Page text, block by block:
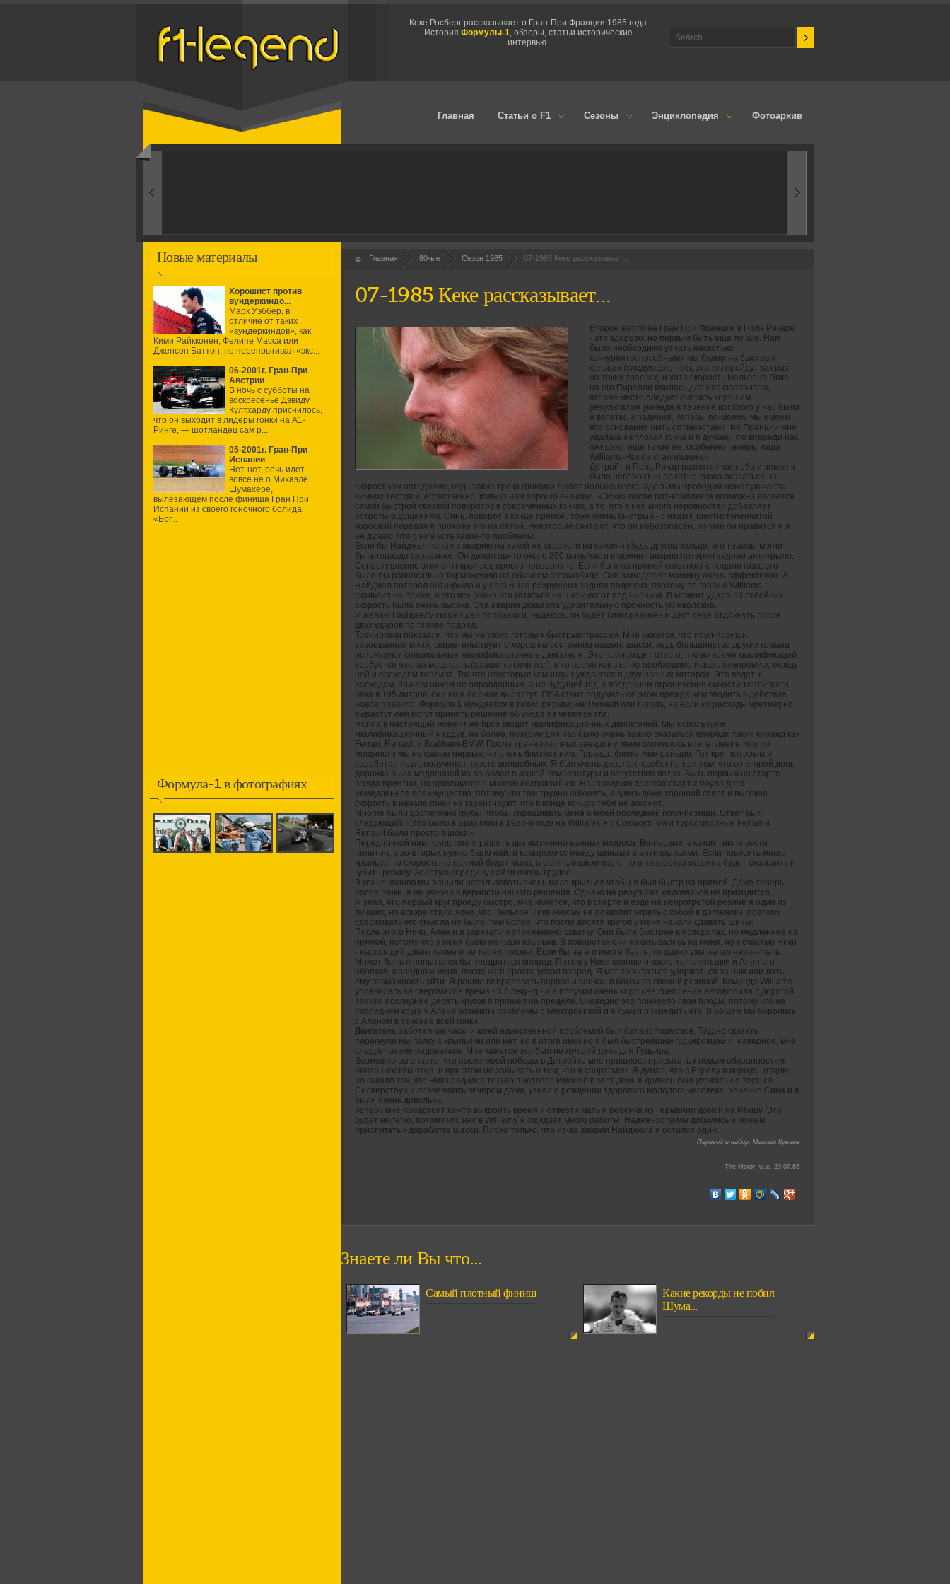
Кеке Росберг рассказывает о Гран-При Франции 1985 года
История Формулы-1, обзоры, статьи исторические
интервью.
Главная Статьи о F1 Сезоны Энциклопедия Фотоархив
1960-ые
Новые материалы
Хорошист против
вундеркиндо...
Марк Уэббер, в
отличие от таких
«вундеркиндов», как
Кими Райкконен, Фелипе Масса или
Дженсон Баттон, не перепрыгивал «экс...
06-2001г. Гран-При
Австрии
В ночь с субботы на
воскресенье Дэвиду
Култхарду приснилось,
что он выходит в лидеры гонки на А1-
Ринге, — шотландец сам р...
05-2001г. Гран-При
Испании
Нет-нет, речь идет
вовсе не о Михаэле
Шумахере,
вылезающем после финиша Гран При
Испании из своего гоночного болида.
«Бог...
Формула-1 в фотографиях
Главная 80-ые Сезон 1985 07-1985 Кеке рассказывает...
07-1985 Кеке рассказывает...
Второе место на Гран При Франции в Поль Рикаре
- это здорово, но первым быть еще лучше. Нам
было необходимо узнать насколько
конкурентоспособными мы будем на быстрых
кольцах (следующие пять этапов пройдут как раз
на таких трассах) и хотя скорость Нельсона Пике
на его Пирелли явилась для нас сюрпризом,
второе место следует считать хорошим
результатом уикэнда в течение которого у нас были
и взлеты, и падения. Теперь, по-моему, мы имеем
все основания быть оптимистами. Во Франции мне
удалась неплохая гонка и я думаю, что впереди нас
ожидают еще такие же, особенно теперь, когда
Williams-Honda стал надежен.
Детройт и Поль Рикар разнятся как небо и земля и
было невероятно приятно снова оказаться на
скоростном автодроме, ведь такие треки гонщики любят больше всего. Здесь мы проводим немалую часть
зимних тестов и, естественно, кольцо нам хорошо знакомо. «Эска» после пит-комплекса возможно является
самой быстрой связкой поворотов в современных гонках, а то, что в ней много неровностей добавляет
остроты ощущениям. Синь, поворот в конце прямой, тоже очень быстрый - с нашей шестиступенчатой
коробкой передач я прохожу его на пятой. Некоторые считают, что он небезопасен, но мне он нравится и я
не думаю, что с ним есть какие-то проблемы.
Если бы Найджел попал в аварию на такой же скорости на каком-нибудь другом кольце, его травмы могли
быть гораздо серьезнее. Он делал где-то около 200 миль/час и в момент аварии потерял заднее антикрыло.
Сопротивление этих антикрыльев просто невероятно. Если бы я на прямой снял ногу с педали газа, это
было бы равносильно торможению на обычном автомобиле. Они замедляют машину очень эффективно. А
Найджел потерял антикрыло и у него была разрушена задняя подвеска, поэтому по гравию Williams
скользил на брюхе, а это все равно что кататься на шариках от подшипника. В момент удара об отбойник
скорость была очень высока. Эта авария доказала удивительную прочность углеволокна.
Я желаю Найджелу скорейшей поправки и, надеюсь, он будет благоразумен и даст себе отдохнуть после
двух ударов по голове подряд.
Тренировки показали, что мы неплохо готовы к быстрым трассам. Мне кажется, что поул-позишн,
завоеванная мной, свидетельствует о хорошем состоянии нашего шасси, ведь большинство других команд
используют специальные квалификационные двигатели. Это происходит оттого, что во время квалификаций
требуется чистая мощность (свыше тысячи л.с.), в то время как в гонке необходимо искать компромисс между
ней и расходом топлива. Так что некоторые команды нуждаются в двух разных моторах. Это ведет к
расходам, причем ничем не оправданным, а на будущий год, с введением ограничения емкости топливного
бака в 195 литров, они еще больше вырастут. FISA стоит подумать об этом прежде чем вводить в действие
новое правило. Формула 1 нуждается в таких фирмах как Renault или Honda, но если их расходы чрезмерно
вырастут они могут принять решение об уходе из чемпионата.
Honda в настоящий момент не производит квалификационных двигателей. Мы используем
квалификационный наддув, не более, поэтому для нас было очень важно оказаться впереди таких команд как
Ferrari, Renault и Brabham-BMW. После тренировочных заездов у меня сложилось впечатление, что по
мощности мы не самые первые, но очень близко к ним. Гораздо ближе, чем раньше. Тот круг, которым я
заработал поул, получился просто волшебным. Я был очень доволен, особенно при том, что во второй день
дорожка была медленней из-за более высокой температуры и отсутствия ветра. Быть первым на старте
всегда приятно, но приходится о многом беспокоиться. На городских трассах старт с поула дает
немедленное преимущество, потому что там трудно обгонять, а здесь даже хороший старт и высокая
скорость в начале гонки не гарантируют, что в конце концов тебя не догонят.
Многие были достаточно грубы, чтобы спрашивать меня о моей последней поул-позишн. Ответ был
следующий: «Это было в Бразилии в 1983-м году на Williams`е с Cosworth`ом и турбомторные Ferrari и
Renault были просто в шоке!»
Перед гонкой нам предстояло решить два жизненно важных вопроса. Во-первых, в каком темпе вести
пелетон, а во-вторых нужно было найти компромисс между шинами и антикрыльями. Если повесить много
крыльев, то скорость на прямой будет мала, а если слишком мало, то в поворотах машина будет скользить и
губить резину. Золотую середину найти очень трудно.
В конце концов мы решили использовать очень мало крыльев чтобы я был быстр на прямой. Даже теперь,
после гонки, я не уверен в верности нашего решения. Однако на результат жаловаться не приходится.
Я знал, что первый круг проеду быстро; мне кажется, что в старте и езде на непрогретой резине я один из
лучших, но вскоре стало ясно, что Нельсон Пике никому не позволит играть с собой в догонялки, поэтому
сдерживать его смысла не было, тем более, что после десяти кругов у меня начали сдавать шины.
После этого Ники, Ален и я завязали напряженную схватку. Они были быстрее в поворотах, но медленнее на
прямой, потому что у меня было меньше крыльев. В поворотах они накатывались на меня, но к счастью Ники
- настоящий джентльмен и не терял головы. Если бы на его месте был я, то давно уже начал нервничать.
Может быть я попытался бы продраться вперед. Потом у Ники возникли какие-то неполадки и Ален его
обогнал, а заодно и меня, после чего просто уехал вперед. Я мог попытаться удержаться за ним или дать
ему возможность уйти. Я решил попробовать первое и заехал в боксы за свежей резиной. Команда Williams
управилась за сверхмалое время - 8,8 секунд - и я получил очень хорошее сцепление автомобиля с дорогой.
Так что последние десять кругов я прошел на пределе. Очевидно это принесло свои плоды, потому что на
последнем круге у Алена возникли проблемы с электроникой и я сумел опередить его. В общем мы боролись
с Аленом в течение всей гонки.
Двигатель работал как часы и моей единственной проблемой был баланс тормозов. Трудно сказать
перегнули мы палку с крыльями или нет, но в итоге именно я был быстрейшим гудьировцем и, наверное, мне
следует этому радоваться. Мне кажется это был не лучший день для Гудьира.
Возможно вы знаете, что после моей победы в Детройте мне пришлось привыкать к новым обязанностям -
обязанностям отца, и при этом не забывать о том, что я спортсмен. Я думал, что в Европу я вернусь отцом,
но вышло так, что Нико родился только в четверг. Именно в этот день я должен был уезжать на тесты в
Силверстоун и появившись вечером дома, узнал о рождении здорового молодого человека. Конечно Сина и я
были очень довольны.
Теперь мне предстоит как-то выкроить время и отвезти мать и ребенка из Германии домой на Ибицу. Это
будет нелегко, потому что нас в Williams`е ожидает много работы. Надежности мы добились и можем
приступать к доработке шасси. Плохо только, что из-за аварии Найджела я остался один...
Перевод и набор: Максим Куваев
The Motor, w.e. 20.07.85
Знаете ли Вы что...
Самый плотный финиш
Какие рекорды не побил
Шума...